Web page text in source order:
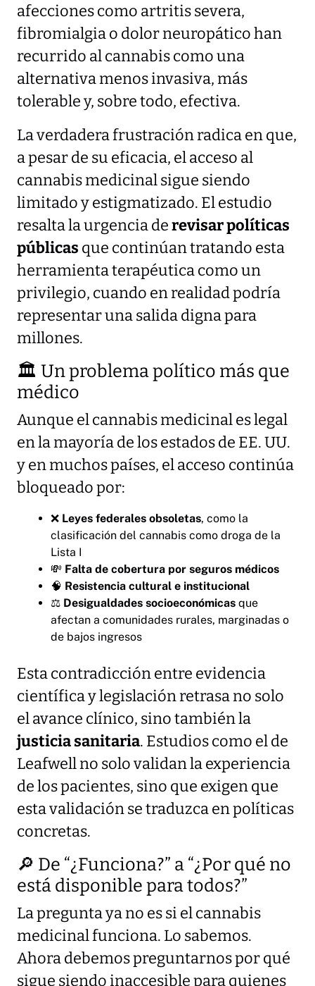
afecciones como artritis severa,
fibromialgia o dolor neuropático han
recurrido al cannabis como una
alternativa menos invasiva, más
tolerable y, sobre todo, efectiva.
La verdadera frustración radica en que,
a pesar de su eficacia, el acceso al
cannabis medicinal sigue siendo
limitado y estigmatizado. El estudio
resalta la urgencia derevisar políticas
públicas que continúan tratando esta
herramienta terapéutica como un
privilegio, cuando en realidad podría
representar una salida digna para
millones.
🏛️ Un problema político más que
médico
Aunque el cannabis medicinal es legal
en la mayoría de los estados de EE. UU.
y en muchos países, el acceso continúa
bloqueado por:
❌ Leyes federales obsoletas, como la
clasificación del cannabis como droga de la
Lista I
💸 Falta de cobertura por seguros médicos
🧠 Resistencia cultural e institucional
⚖️ Desigualdades socioeconómicas que
afectan a comunidades rurales, marginadas o
de bajos ingresos
Esta contradicción entre evidencia
científica y legislación retrasa no solo
el avance clínico, sino también la
justicia sanitaria. Estudios como el de
Leafwell no solo validan la experiencia
de los pacientes, sino que exigen que
esta validación se traduzca en políticas
concretas.
🔎 De “¿Funciona?” a “¿Por qué no
está disponible para todos?”
La pregunta ya no es si el cannabis
medicinal funciona. Lo sabemos.
Ahora debemos preguntarnos por qué
sigue siendo inaccesible para quienes